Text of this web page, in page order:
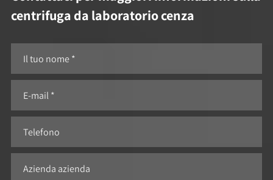
centrifuga da laboratorio cenza